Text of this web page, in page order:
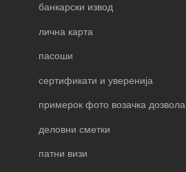
банкарски извод
лична карта
пасоши
сертификати и уверенија
примерок фото возачка дозвола
деловни сметки
патни визи